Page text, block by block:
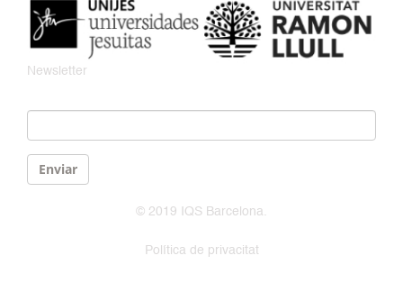
Newsletter
Enviar
© 2019 IQS Barcelona.
Política de privacitat